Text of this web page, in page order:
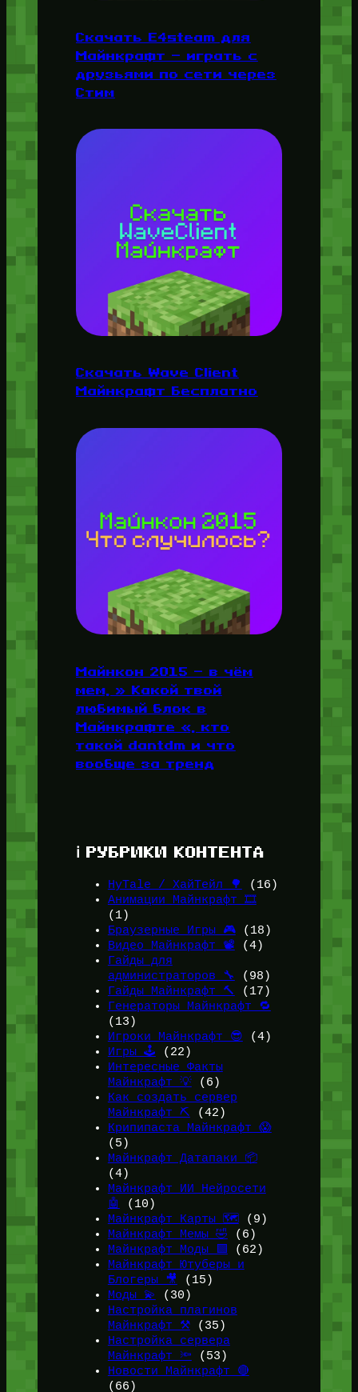
Скачать E4steam для
Майнкрафт — играть с
друзьями по сети через
Стим
Скачать Wave Client
Майнкрафт Бесплатно
Майнкон 2015 — в чём
мем, » Какой твой
любимый блок в
Майнкрафте «, кто
такой dantdm и что
вообще за тренд
ℹ️ РУБРИКИ КОНТЕНТА
HyTale / ХайТейл 🌳
(16)
Анимации Майнкрафт 🎞️
(1)
Браузерные Игры 🎮(18)
Видео Майнкрафт 📽️ (4)
Гайды для
администраторов 🔧
(98)
Гайды Майнкрафт 🔨
(17)
Генераторы Майнкрафт 🔁
(13)
Игроки Майнкрафт 😎 (4)
Игры 🕹️ (22)
Интересные Факты
Майнкрафт 💡(6)
Как создать сервер
Майнкрафт ⛏️ (42)
Крипипаста Майнкрафт 😱
(5)
Майнкрафт Датапаки 📦
(4)
Майнкрафт ИИ Нейросети
🤖
(10)
Майнкрафт Карты 🗺️ (9)
Майнкрафт Мемы 🤣 (6)
Майнкрафт Моды 🟩
(62)
Майнкрафт Ютуберы и
Блогеры 🎥
(15)
Моды 💫
(30)
Настройка плагинов
Майнкрафт ⚒️(35)
Настройка сервера
Майнкрафт 🔦 (53)
Новости Майнкрафт 🔴
(66)